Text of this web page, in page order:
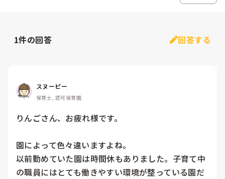
1件の回答 回答する
スヌーピー
保育士, 認可保育園
りんごさん、お疲れ様です。
園によって色々違いますよね。
以前勤めていた園は時間休もありました。子育て中
の職員にはとても働きやすい環境が整っている園だ